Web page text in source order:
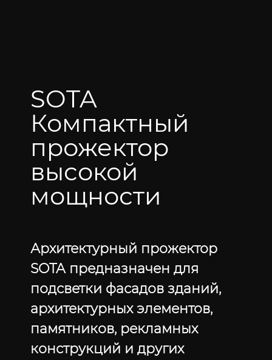
SOTA
Компактный
прожектор
высокой
мощности
Архитектурный прожектор
SOTA предназначен для
подсветки фасадов зданий,
архитектурных элементов,
памятников, рекламных
конструкций и других